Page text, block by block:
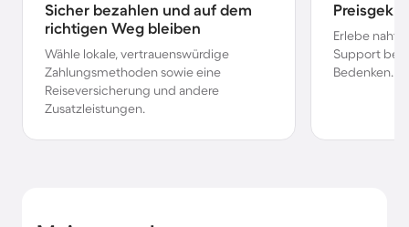
Sicher bezahlen und auf dem
richtigen Weg bleiben
Wähle lokale, vertrauenswürdige
Zahlungsmethoden sowie eine
Reiseversicherung und andere
Zusatzleistungen.
Erlebe
Support bei
Bedenken.